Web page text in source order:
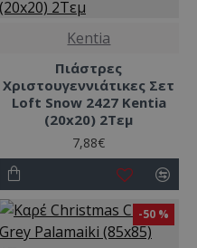
Kentia
Πιάστρες
Χριστουγεννιάτικες Σετ
Loft Snow 2427 Kentia
(20x20) 2Τεμ
7,88€
-50 %